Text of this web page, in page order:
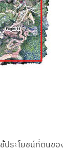
ระโยชน์ที่ดิน